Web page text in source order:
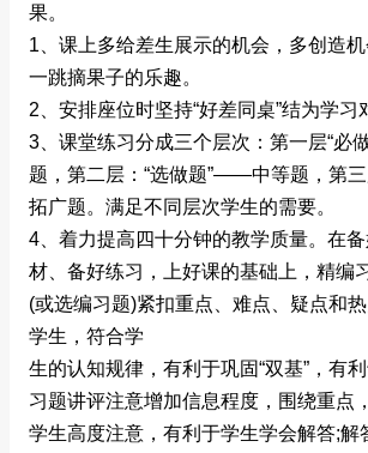
果。
1、课上多给差生展示的机会，多创造
一跳摘果子的乐趣。
2、安排座位时坚持“好差同桌”结为学习
3、课堂练习分成三个层次：第一层“必
题，第二层：“选做题”——中等题，第
拓广题。满足不同层次学生的需要。
4、着力提高四十分钟的教学质量。在
材、备好练习，上好课的基础上，精编
(或选编习题)紧扣重点、难点、疑点和
学生，符合学
生的认知规律，有利于巩固“双基”，有
习题讲评注意增加信息程度，围绕重点
学生高度注意，有利于学生学会解答;解